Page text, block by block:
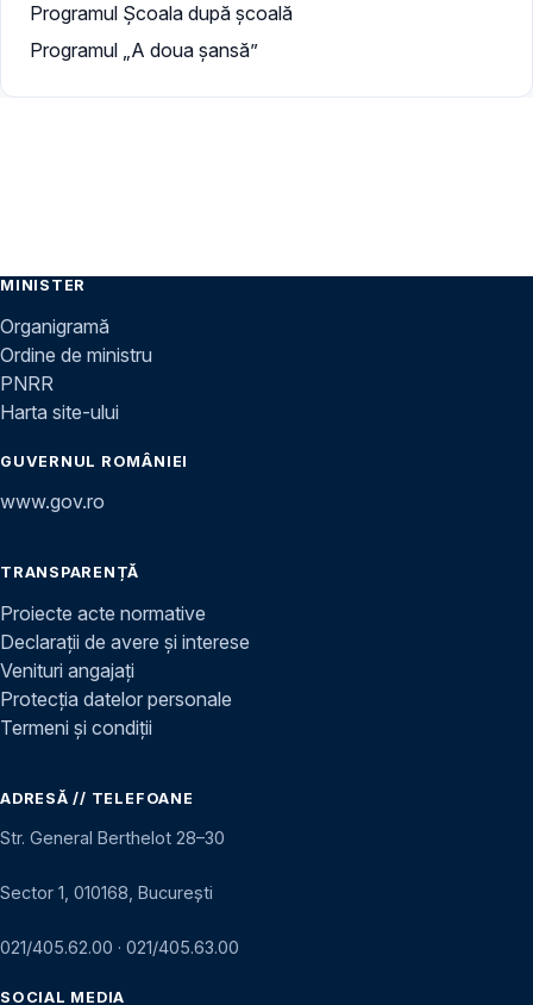
Programul Școala după școală
Programul „A doua şansă”
MINISTER
Organigramă
Ordine de ministru
PNRR
Harta site-ului
GUVERNUL ROMÂNIEI
www.gov.ro
TRANSPARENȚĂ
Proiecte acte normative
Declarații de avere și interese
Venituri angajați
Protecția datelor personale
Termeni și condiții
ADRESĂ // TELEFOANE
Str. General Berthelot 28–30
Sector 1, 010168, București
021/405.62.00 · 021/405.63.00
SOCIAL MEDIA